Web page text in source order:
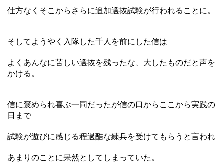
仕方なくそこからさらに追加選抜試験が行われることに。
そしてようやく入隊した千人を前にした信は
よくあんなに苦しい選抜を残ったな、大したものだと声を
かける。
信に褒められ喜ぶ一同だったが信の口からここから実践の
日まで
試験が遊びに感じる程過酷な練兵を受けてもらうと言われ
あまりのことに呆然としてしまっていた。